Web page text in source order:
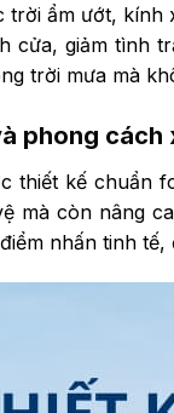
trời ẩm ướt,
cửa, giảm tình
trời mưa mà
phong cách
thiết kế chuẩn
mà còn nâng
nhấn tinh